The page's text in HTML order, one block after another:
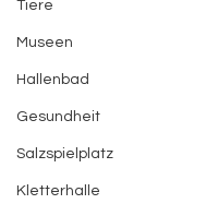
Tiere
Museen
Hallenbad
Gesundheit
Salzspielplatz
Kletterhalle